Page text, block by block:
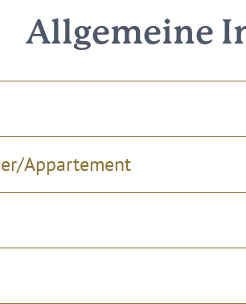
Allgemeine
Appartement